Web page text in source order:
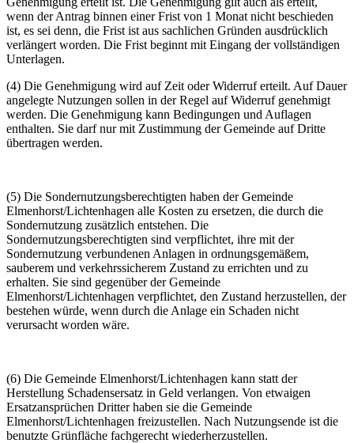
wenn der Antrag binnen einer Frist von 1 Monat nicht beschieden
ist, es sei denn, die Frist ist aus sachlichen Gründen ausdrücklich
verlängert worden. Die Frist beginnt mit Eingang der vollständigen
Unterlagen.
(4) Die Genehmigung wird auf Zeit oder Widerruf erteilt. Auf Dauer
angelegte Nutzungen sollen in der Regel auf Widerruf genehmigt
werden. Die Genehmigung kann Bedingungen und Auflagen
enthalten. Sie darf nur mit Zustimmung der Gemeinde auf Dritte
übertragen werden.
(5) Die Sondernutzungsberechtigten haben der Gemeinde
Elmenhorst/Lichtenhagen alle Kosten zu ersetzen, die durch die
Sondernutzung zusätzlich entstehen. Die
Sondernutzungsberechtigten sind verpflichtet, ihre mit der
Sondernutzung verbundenen Anlagen in ordnungsgemäßem,
sauberem und verkehrssicherem Zustand zu errichten und zu
erhalten. Sie sind gegenüber der Gemeinde
Elmenhorst/Lichtenhagen verpflichtet, den Zustand herzustellen, der
bestehen würde, wenn durch die Anlage ein Schaden nicht
verursacht worden wäre.
(6) Die Gemeinde Elmenhorst/Lichtenhagen kann statt der
Herstellung Schadensersatz in Geld verlangen. Von etwaigen
Ersatzansprüchen Dritter haben sie die Gemeinde
Elmenhorst/Lichtenhagen freizustellen. Nach Nutzungsende ist die
benutzte Grünfläche fachgerecht wiederherzustellen.